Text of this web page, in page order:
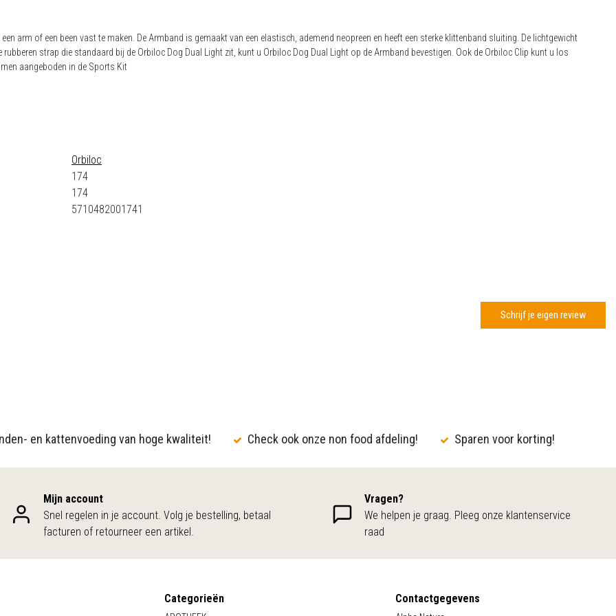
arm of een been vast te maken. De Armband is gemaakt van een elastisch, ademend neopreen en heeft een sterke klittenband sluiting. De lichtgewicht
strap die standaard bij de Orbiloc Dog Dual Light zit, kunt u Orbiloc Dog Dual Light op de Armband bevestigen. Ook de Orbiloc Clip kunt u los
aangeboden in de Sports Kit
Orbiloc
174
174
5710482001741
Schrijf je eigen review
en kattenvoeding van hoge kwaliteit! Check ook onze non food afdeling! Sparen voor korting!
Mijn account
Snel regelen in je account. Volg je bestelling, betaal
facturen of retourneer een artikel.
Vragen?
We helpen je graag. Pleeg onze klantenservice
raad
Categorieën Contactgegevens